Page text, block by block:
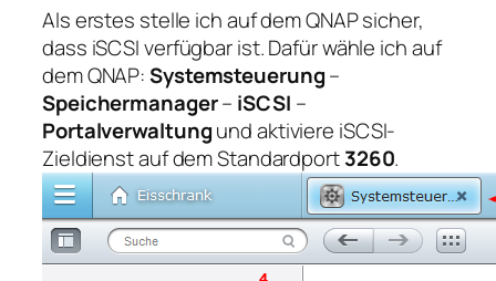
Als erstes stelle ich auf dem QNAP sicher,
dass iSCSI verfügbar ist. Dafür wähle ich auf
dem QNAP:Systemsteuerung–
Speichermanager– iSCSI –
Portalverwaltungund aktiviere iSCSI-
Zieldienst auf dem Standardport3260.